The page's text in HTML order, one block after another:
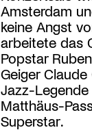
Amsterdam
keine Angst
arbeitete das
Popstar
Geiger
Jazz-
Matthäus-
Superstar.